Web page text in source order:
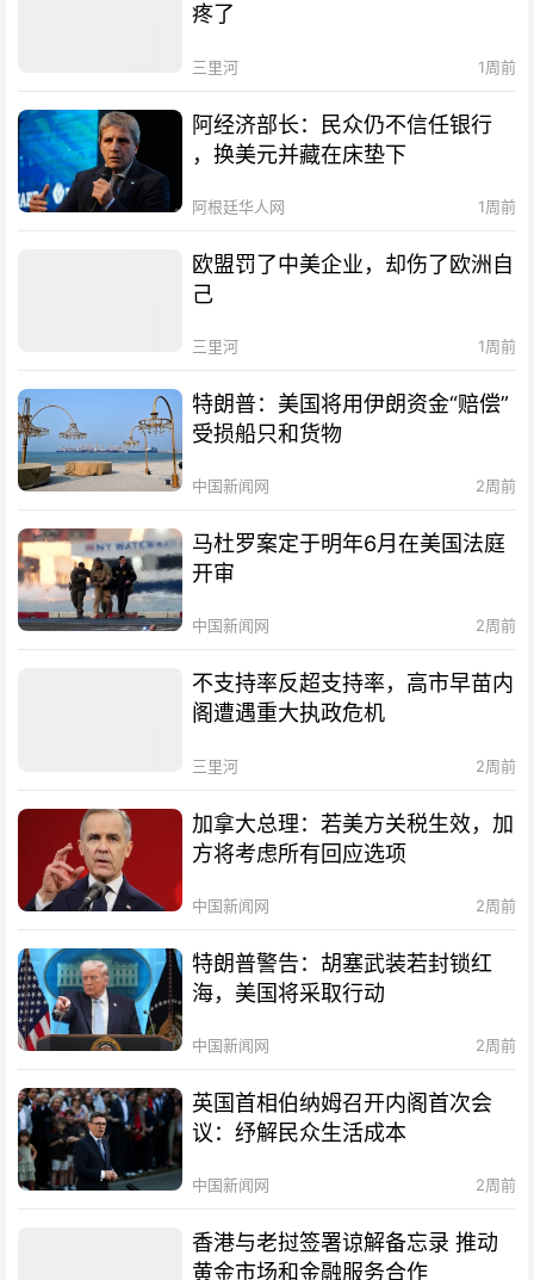
疼了
三里河 1周前
阿经济部长：民众仍不信任银行
，换美元并藏在床垫下
阿根廷华人网 1周前
欧盟罚了中美企业，却伤了欧洲自
己
三里河 1周前
特朗普：美国将用伊朗资金“赔偿”
受损船只和货物
中国新闻网 2周前
马杜罗案定于明年6月在美国法庭
开审
中国新闻网 2周前
不支持率反超支持率，高市早苗内
阁遭遇重大执政危机
三里河 2周前
加拿大总理：若美方关税生效，加
方将考虑所有回应选项
中国新闻网 2周前
特朗普警告：胡塞武装若封锁红
海，美国将采取行动
中国新闻网 2周前
英国首相伯纳姆召开内阁首次会
议：纾解民众生活成本
中国新闻网 2周前
香港与老挝签署谅解备忘录 推动
黄金市场和金融服务合作